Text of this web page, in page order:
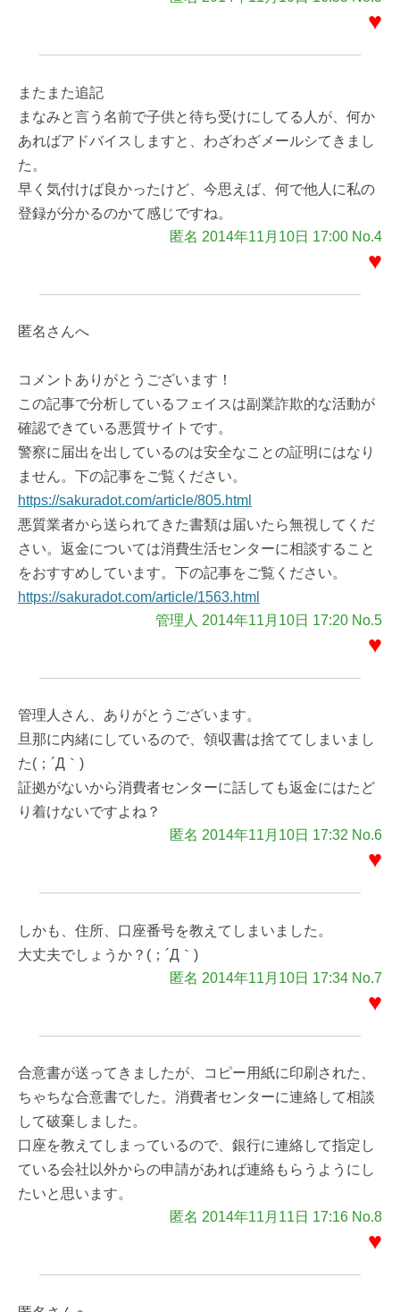
♥
またまた追記
まなみと言う名前で子供と待ち受けにしてる人が、何か
あればアドバイスしますと、わざわざメールシてきまし
た。
早く気付けば良かったけど、今思えば、何で他人に私の
登録が分かるのかて感じですね。
匿名 2014年11月10日 17:00 No.4
♥
匿名さんへ
コメントありがとうございます！
この記事で分析しているフェイスは副業詐欺的な活動が
確認できている悪質サイトです。
警察に届出を出しているのは安全なことの証明にはなり
ません。下の記事をご覧ください。
https://sakuradot.com/article/805.html
悪質業者から送られてきた書類は届いたら無視してくだ
さい。返金については消費生活センターに相談すること
をおすすめしています。下の記事をご覧ください。
https://sakuradot.com/article/1563.html
管理人 2014年11月10日 17:20 No.5
♥
管理人さん、ありがとうございます。
旦那に内緒にしているので、領収書は捨ててしまいまし
た(；´Д｀)
証拠がないから消費者センターに話しても返金にはたど
り着けないですよね？
匿名 2014年11月10日 17:32 No.6
♥
しかも、住所、口座番号を教えてしまいました。
大丈夫でしょうか？(；´Д｀)
匿名 2014年11月10日 17:34 No.7
♥
合意書が送ってきましたが、コピー用紙に印刷された、
ちゃちな合意書でした。消費者センターに連絡して相談
して破棄しました。
口座を教えてしまっているので、銀行に連絡して指定し
ている会社以外からの申請があれば連絡もらうようにし
たいと思います。
匿名 2014年11月11日 17:16 No.8
♥